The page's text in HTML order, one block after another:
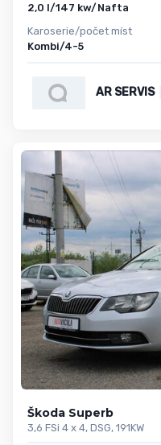
2,0 l/147 kw/Nafta
Karoserie/počet míst
Kombi/4-5
AR SERVIS
Škoda Superb
3,6 FSi 4 x 4, DSG, 191KW